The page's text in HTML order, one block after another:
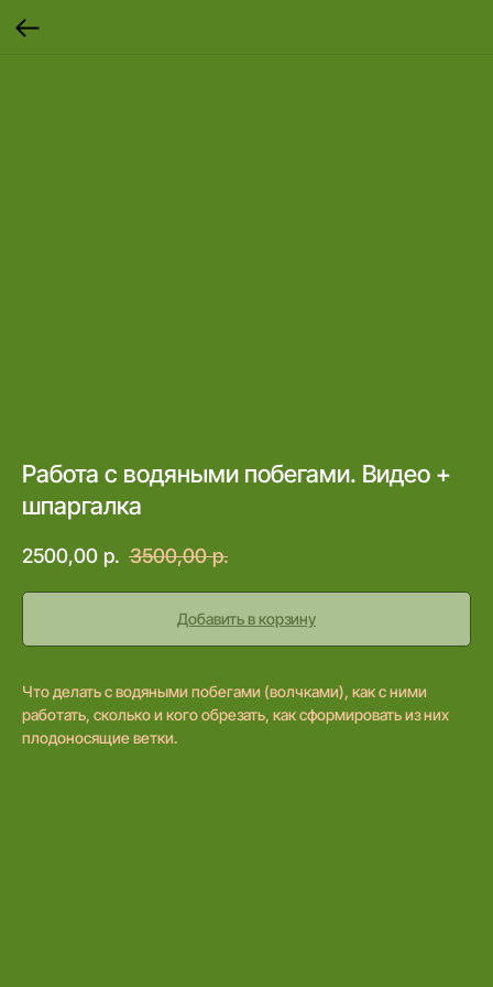
Работа с водяными побегами. Видео +
шпаргалка
2500,00 р. 3500,00 р.
Добавить в корзину
Что делать с водяными побегами (волчками), как с ними
работать, сколько и кого обрезать, как сформировать из них
плодоносящие ветки.